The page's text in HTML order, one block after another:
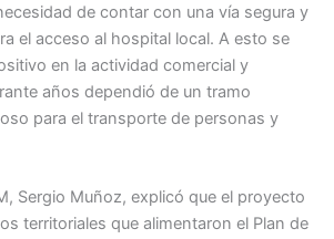
de contar con una vía segura y
el acceso al hospital local. A esto se
en la actividad comercial y
años dependió de un tramo
para el transporte de personas y
Sergio Muñoz, explicó que el proyecto
territoriales que alimentaron el Plan de